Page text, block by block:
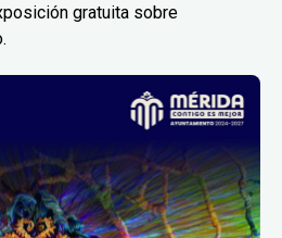
gratuita sobre